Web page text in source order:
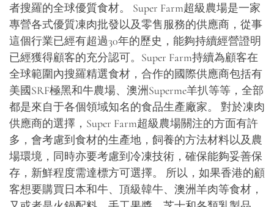
者搜羅的全球優質食材。 Super Farm超級農場是一家
專營各式優質凍肉批發以及零售服務的供應商，從事
這個行業已經有超過30年的歷史，能夠持續經營證明
已經獲得顧客的充分認可。Super Farm持續為顧客在
全球範圍內搜羅精選食材，合作的國際供應商包括有
美國SRF極黑和牛農場、澳洲Superme羊扒等等，全部
都是來自于各個領域知名的食品生產廠家。 對於凍肉
供應商的選擇，Super Farm超級農場關注的方面有許
多，會考慮到食材的生產地，飼養的方法材料以及農
場環境，同時亦要考慮到冷凍技術，確保能夠妥善保
存，新鮮程度需達標方可選擇。 所以，如果香港的顧
客想要購買日本和牛、頂級韓牛、澳洲羊肉等食材，